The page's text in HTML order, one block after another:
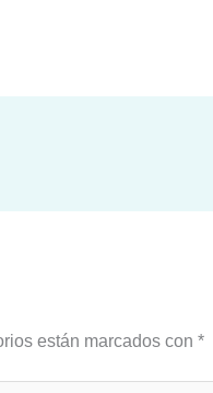
están marcados con *